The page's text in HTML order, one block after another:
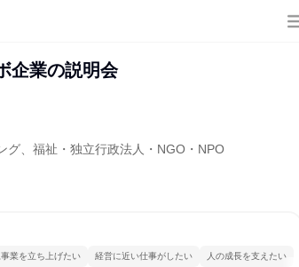
企業の説明会
グ、福祉・独立行政法人・NGO・NPO
業を立ち上げたい 経営に近い仕事がしたい 人の成長を支えたい